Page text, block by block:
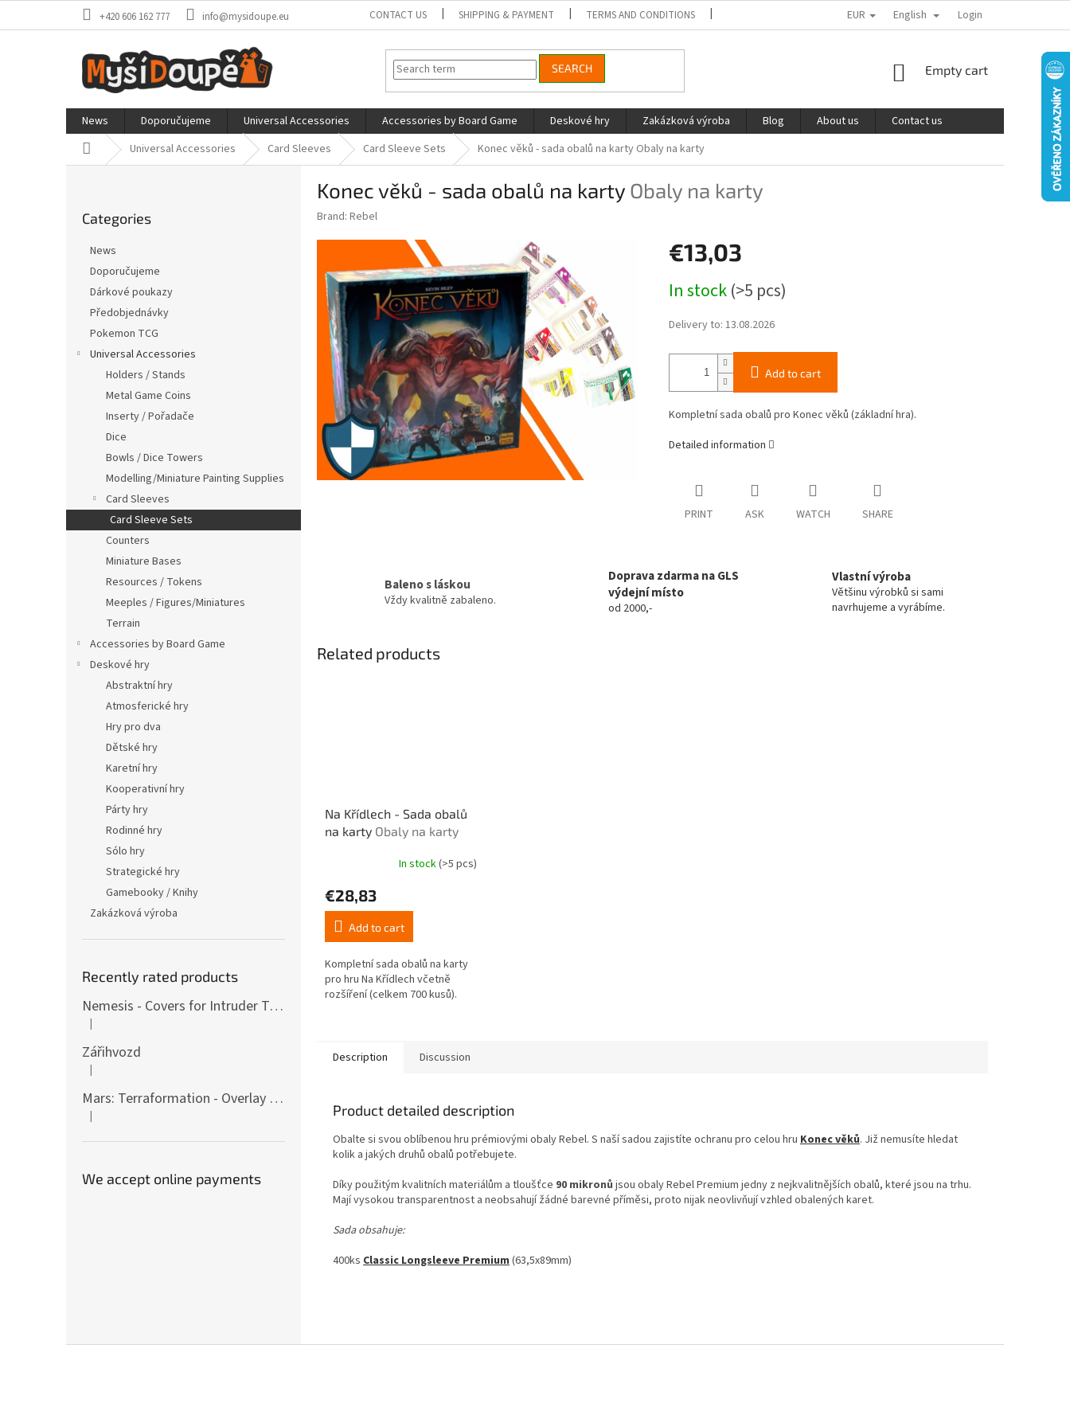
+420 606 162 777 info@mysidoupe.eu CONTACT US SHIPPING & PAYMENT TERMS AND CONDITIONS PODMÍNKY OCHRANY OSOBNÍCH ÚDAJŮ REKLAMACE A VRÁCENÍ ZBOŽÍ
EUR English Login
SEARCH
SHOPPING
Empty cart
News Doporučujeme Universal Accessories Accessories by Board Game Deskové hry Zakázková výroba Blog About us
Contact us
Home Universal Accessories Card Sleeves Card Sleeve Sets Konec věků - sada obalů na karty Obaly na karty
categories
Categories
News
Doporučujeme
Dárkové poukazy
Předobjednávky
Pokemon TCG
Universal Accessories
Holders / Stands
Metal Game Coins
Inserty / Pořadače
Dice
Bowls / Dice Towers
Modelling/Miniature Painting Supplies
Card Sleeves
Card Sleeve Sets
Counters
Miniature Bases
Resources / Tokens
Meeples / Figures/Miniatures
Terrain
Accessories by Board Game
Deskové hry
Abstraktní hry
Atmosferické hry
Hry pro dva
Dětské hry
Karetní hry
Kooperativní hry
Párty hry
Rodinné hry
Sólo hry
Strategické hry
Gamebooky / Knihy
Zakázková výroba
Recently rated products
Nemesis - Covers for Intruder Tokens (variants also for expansion / Lockdown)
The product rating is 4 out of 5 stars.
|
Zářihvozd
The product rating is 5 out of 5 stars.
|
Mars: Terraformation - Overlay on colony tiles
The product rating is 5 out of 5 stars.
|
We accept online payments
Konec věků - sada obalů na karty Obaly na karty
Brand: Rebel
€13,03
price:
In stock(>5 pcs)
Delivery to: 13.08.2026
Add to cart
Kompletní sada obalů pro Konec věků (základní hra).
Detailed information
PRINT ASK WATCH SHARE
Baleno s láskou
Vždy kvalitně zabaleno.
Doprava zdarma na GLS
výdejní místo
od 2000,-
Vlastní výroba
Většinu výrobků si sami
navrhujeme a vyrábíme.
Related products
Na Křídlech - Sada obalů
na karty Obaly na karty
product
rating
4,8
out
of
5
stars.
In stock(>5 pcs)
€28,83
Add to cart
Kompletní sada obalů na karty
pro hru Na Křídlech včetně
rozšíření (celkem 700 kusů).
Description Discussion
Product detailed description
Obalte si svou oblíbenou hru prémiovými obaly Rebel. S naší sadou zajistíte ochranu pro celou hru Konec věků. Již nemusíte hledat
kolik a jakých druhů obalů potřebujete.
Díky použitým kvalitních materiálům a tloušťce 90 mikronů jsou obaly Rebel Premium jedny z nejkvalitnějších obalů, které jsou na trhu.
Mají vysokou transparentnost a neobsahují žádné barevné příměsi, proto nijak neovlivňují vzhled obalených karet.
Sada obsahuje:
400ks Classic Longsleeve Premium(63,5x89mm)